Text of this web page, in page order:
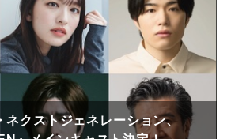
ネクストジェネレーション、